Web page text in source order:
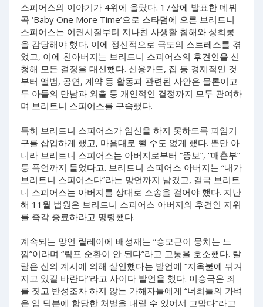
스피어스의 이야기가 4위에 올랐다. 17살에 발표한 데뷔
곡 ‘Baby One More Time’으로 스타덤에 오른 브리트니
스피어스는 어린시절부터 지나친 사생활 침해와 성희롱
을 감당해야 했다. 이에 정신적으로 극도의 스트레스를 겪
었고, 이에 친아버지는 브리트니 스피어스의 후견인을 신
청해 모든 결정을 대신했다. 신용카드, 집 등 경제적인 것
부터 앨범, 공연, 계약 등 활동과 관련된 사안은 물론이고
두 아들의 만남과 외출 등 개인적인 결정까지 모두 관여하
며 브리트니 스피어스를 구속했다.
특히 브리트니 스피어스가 임신을 하지 못하도록 피임기
구를 삽입하게 했고, 마음대로 뺄 수도 없게 했다. 뿐만 아
니라 브리트니 스피어스는 아버지로부터 “뚱보”, “매춘부”
등 폭언까지 들었다고. 브리트니 스피어스 아버지는 “내가
브리트니 스피어스다”라는 망언까지 남겼고, 결국 브리트
니 스피어스는 아버지를 상대로 소송을 걸어야 했다. 지난
해 11월 법원은 브리트니 스피어스 아버지의 후견인 지위
를 즉각 종료하라고 명령했다.
계속되는 망언 릴레이에 배성재는 “승모근이 뭉치는 느
낌”이라며 “림프 순환이 안 된다”라고 고통을 호소했다. 랄
랄은 신의 계시에 의해 살인했다는 발언에 “지옥불에 튀겨
지고 있길 바란다”라고 사이다 발언을 했다. 이승국은 죄
를 짓고 반성조차 하지 않는 가해자들에게 “너희들의 가벼
운 입 덕분에 합당한 처벌을 내릴 수 있어서 고맙다”라고